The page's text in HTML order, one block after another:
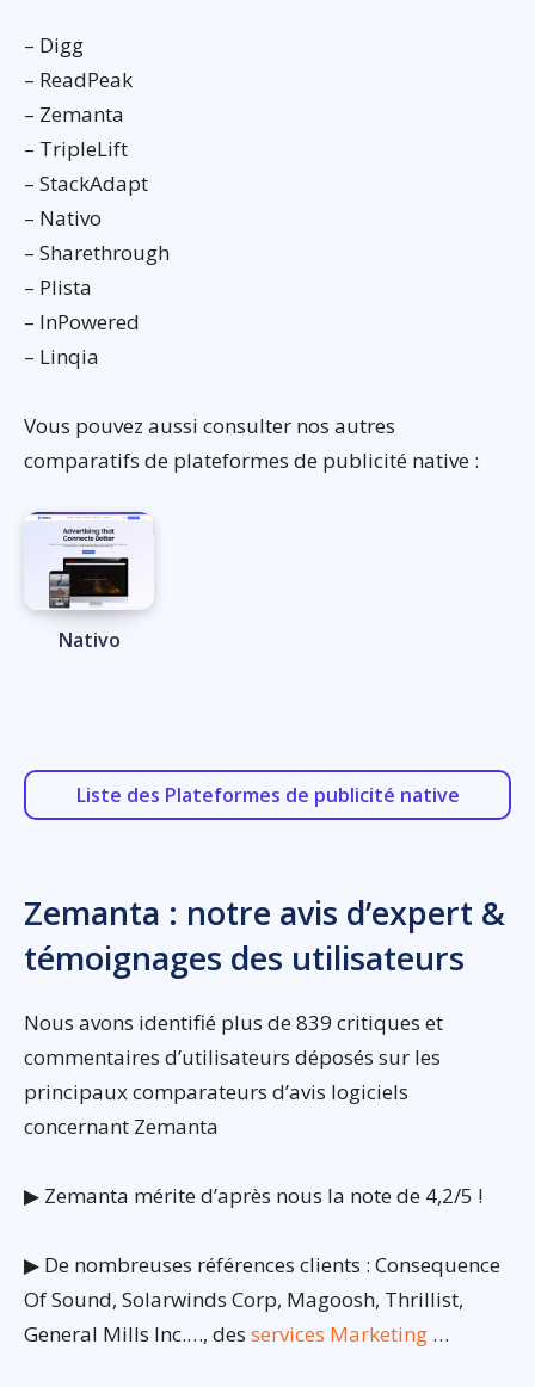
– Digg
– ReadPeak
– Zemanta
– TripleLift
– StackAdapt
– Nativo
– Sharethrough
– Plista
– InPowered
– Linqia
Vous pouvez aussi consulter nos autres
comparatifs de plateformes de publicité native :
Nativo
Liste des Plateformes de publicité native
Zemanta : notre avis d’expert &
témoignages des utilisateurs
Nous avons identifié plus de 839 critiques et
commentaires d’utilisateurs déposés sur les
principaux comparateurs d’avis logiciels
concernant Zemanta
▶ Zemanta mérite d’après nous la note de 4,2/5 !
▶ De nombreuses références clients : Consequence
Of Sound, Solarwinds Corp, Magoosh, Thrillist,
General Mills Inc.…, des services Marketing …